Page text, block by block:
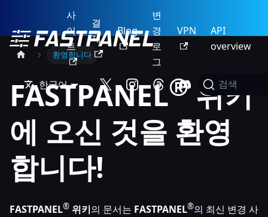
사
이
트
결
제
Blog
변
경
로
그
VPN
API
overview
한국어 검색
환영합니다
FASTPANEL®위키
에 오신 것을 환영
합니다!
FASTPANEL® 위키의 문서는 FASTPANEL®의 최신 변경 사